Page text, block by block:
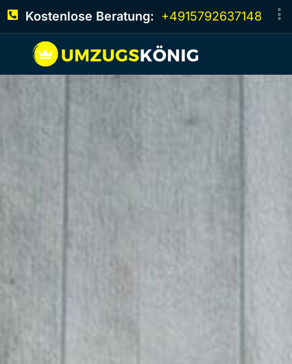
Kostenlose Beratung: +4915792637148